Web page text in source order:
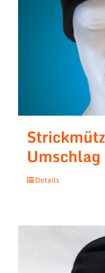
Umschlag
Details